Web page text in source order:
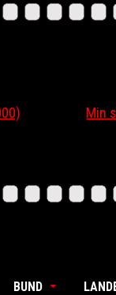
Min
BUND